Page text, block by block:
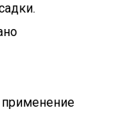
применение